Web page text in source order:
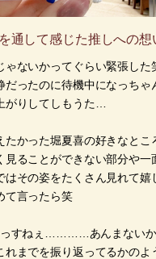
通して感じた推しへの想
ゃないかってぐらい緊張した
だったのに待機中になっちゃ
がりしてしもうた…
かった堀夏喜の好きなとこ
見ることができない部分や一
はその姿をたくさん見れて嬉
て言ったら笑
っすねぇ…………あんまない
れまでを振り返ってるかのよ